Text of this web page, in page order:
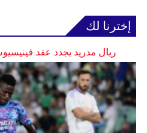
إخترنا لك
ريال مدريد يجدد عقد فينيسيوس